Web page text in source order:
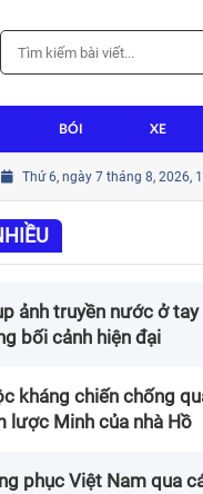
BÓI XE
Hướng dẫn cài win tại nhà
Thứ 6, ngày 7 tháng 8, 2026,
ảnh truyền nước ở
bối cảnh hiện đại
kháng chiến chống
lược Minh của nhà Hồ
phục Việt Nam qua